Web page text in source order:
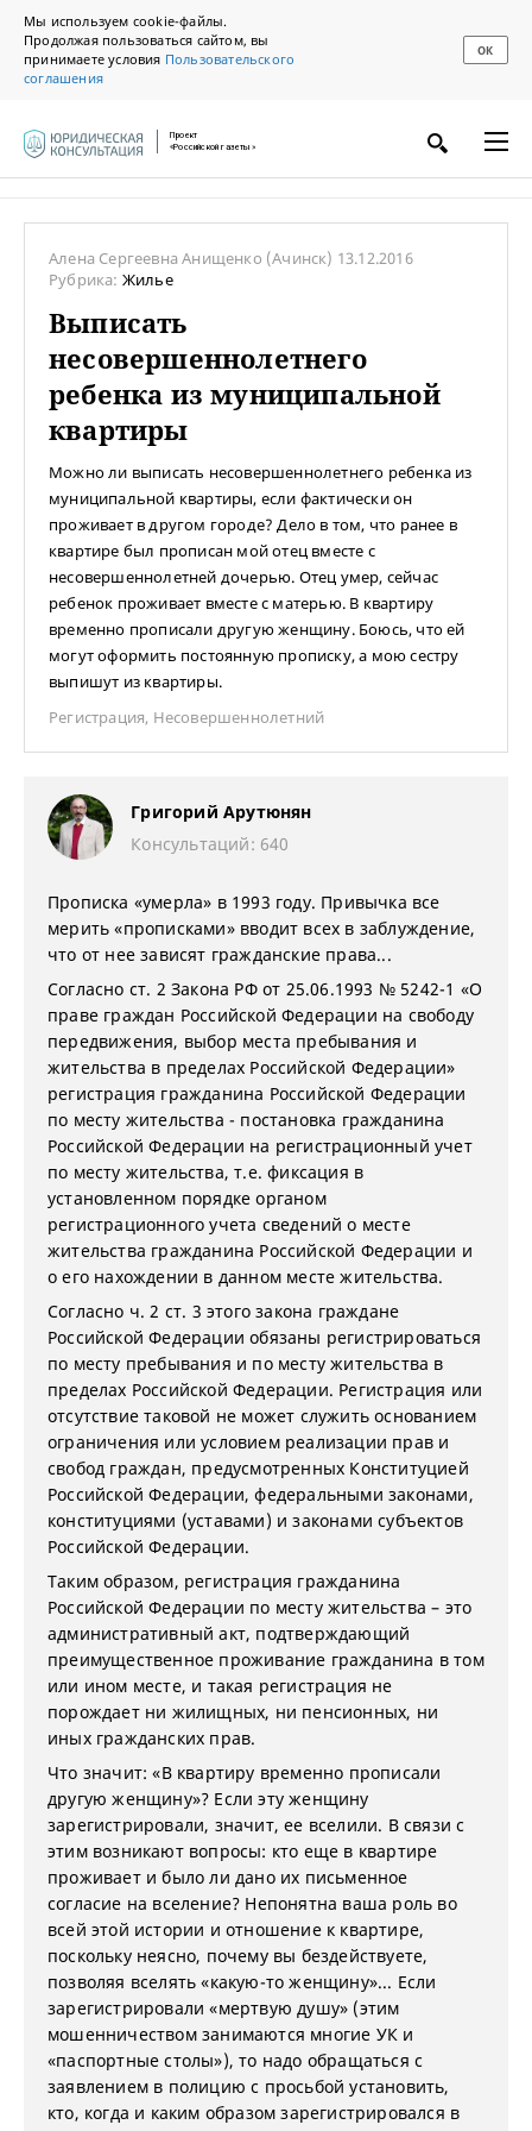
Мы используем cookie-файлы.
Продолжая пользоваться сайтом, вы
принимаете условия Пользовательского
соглашения
ОК
Проект
«Российской газеты»
Алена Сергеевна Анищенко (Ачинск) 13.12.2016
Рубрика: Жилье
Выписать
несовершеннолетнего
ребенка из муниципальной
квартиры
Можно ли выписать несовершеннолетнего ребенка из
муниципальной квартиры, если фактически он
проживает в другом городе? Дело в том, что ранее в
квартире был прописан мой отец вместе с
несовершеннолетней дочерью. Отец умер, сейчас
ребенок проживает вместе с матерью. В квартиру
временно прописали другую женщину. Боюсь, что ей
могут оформить постоянную прописку, а мою сестру
выпишут из квартиры.
Регистрация, Несовершеннолетний
Григорий Арутюнян
Консультаций: 640
Прописка «умерла» в 1993 году. Привычка все
мерить «прописками» вводит всех в заблуждение,
что от нее зависят гражданские права...
Согласно ст. 2 Закона РФ от 25.06.1993 № 5242-1 «О
праве граждан Российской Федерации на свободу
передвижения, выбор места пребывания и
жительства в пределах Российской Федерации»
регистрация гражданина Российской Федерации
по месту жительства - постановка гражданина
Российской Федерации на регистрационный учет
по месту жительства, т.е. фиксация в
установленном порядке органом
регистрационного учета сведений о месте
жительства гражданина Российской Федерации и
о его нахождении в данном месте жительства.
Согласно ч. 2 ст. 3 этого закона граждане
Российской Федерации обязаны регистрироваться
по месту пребывания и по месту жительства в
пределах Российской Федерации. Регистрация или
отсутствие таковой не может служить основанием
ограничения или условием реализации прав и
свобод граждан, предусмотренных Конституцией
Российской Федерации, федеральными законами,
конституциями (уставами) и законами субъектов
Российской Федерации.
Таким образом, регистрация гражданина
Российской Федерации по месту жительства – это
административный акт, подтверждающий
преимущественное проживание гражданина в том
или ином месте, и такая регистрация не
порождает ни жилищных, ни пенсионных, ни
иных гражданских прав.
Что значит: «В квартиру временно прописали
другую женщину»? Если эту женщину
зарегистрировали, значит, ее вселили. В связи с
этим возникают вопросы: кто еще в квартире
проживает и было ли дано их письменное
согласие на вселение? Непонятна ваша роль во
всей этой истории и отношение к квартире,
поскольку неясно, почему вы бездействуете,
позволяя вселять «какую-то женщину»... Если
зарегистрировали «мертвую душу» (этим
мошенничеством занимаются многие УК и
«паспортные столы»), то надо обращаться с
заявлением в полицию с просьбой установить,
кто, когда и каким образом зарегистрировался в